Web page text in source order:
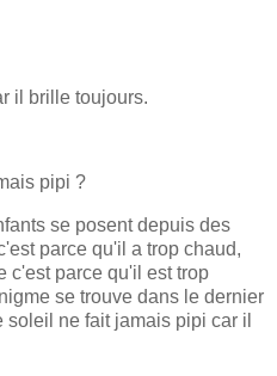
il brille toujours.
pipi ?
se posent depuis des
parce qu'il a trop chaud,
c'est parce qu'il est trop
se trouve dans le dernier
ne fait jamais pipi car il